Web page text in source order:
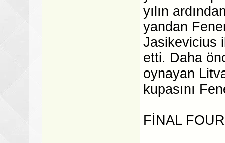
yılın
yandan
Jasikevicius
etti. Daha
oynayan
kupasını
FİNAL